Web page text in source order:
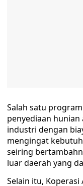
Salah satu
penyediaan
industri dengan
mengingat
seiring
luar daerah yang
Selain itu, Koperasi